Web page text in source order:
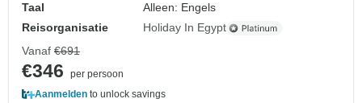
Taal
Alleen: Engels
Reisorganisatie
Holiday In Egypt
Vanaf €691
€346
per persoon
Aanmelden to unlock savings